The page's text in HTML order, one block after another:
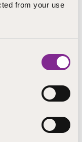
from your use